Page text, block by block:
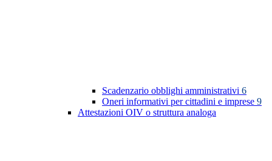
Scadenzario obblighi amministrativi 6
Oneri informativi per cittadini e imprese 9
Attestazioni OIV o struttura analoga